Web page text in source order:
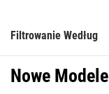
Filtrowanie Według
Nowe Modele